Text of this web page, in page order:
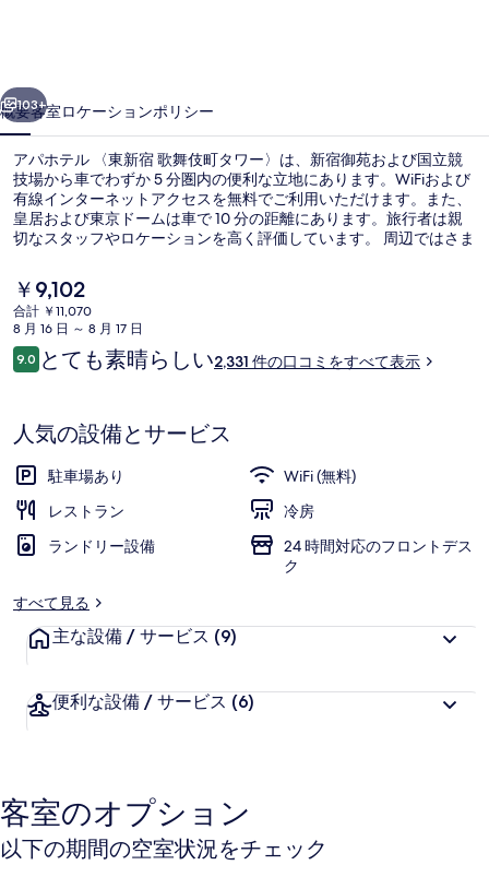
宿
歌
舞
伎
町
タ
ワ
ー〉
の
写
真
ギ
ャ
ラ
リ
次へ
103+
概要客室ロケーションポリシー
アパホテル 〈東新宿 歌舞伎町タワー〉は、新宿御苑および国立競
技場から車でわずか 5 分圏内の便利な立地にあります。WiFiおよび
有線インターネットアクセスを無料でご利用いただけます。また、
皇居および東京ドームは車で 10 分の距離にあります。旅行者は親
切なスタッフやロケーションを高く評価しています。 周辺ではさま
地下鉄 新宿三丁目駅までは 8 分です。
現
在
の
料
金
で
す
￥9,102
合計 ￥11,070
8 月 16 日 ～ 8 月 17 日
口
コ
9.010段階中9.0
とても素晴らしい2,331 件の口コミをすべて表示
人気の設備とサービス
駐車場あり
WiFi (無料)
レストラン
冷房
ランドリー設備
24 時間対応のフロントデス
ク
すべて見る
主な設備 / サービス (9)
便利な設備 / サービス (6)
客室のオプション
以下の期間の空室状況をチェック